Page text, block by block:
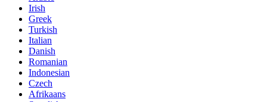
Irish
Greek
Turkish
Italian
Danish
Romanian
Indonesian
Czech
Afrikaans